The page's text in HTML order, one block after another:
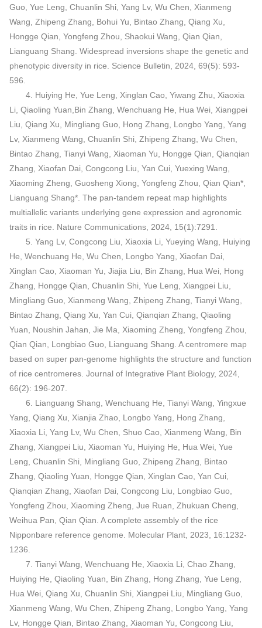
Guo, Yue Leng, Chuanlin Shi, Yang Lv, Wu Chen, Xianmeng
Wang, Zhipeng Zhang, Bohui Yu, Bintao Zhang, Qiang Xu,
Hongge Qian, Yongfeng Zhou, Shaokui Wang, Qian Qian,
Lianguang Shang. Widespread inversions shape the genetic and
phenotypic diversity in rice. Science Bulletin, 2024, 69(5): 593-
596.
4. Huiying He, Yue Leng, Xinglan Cao, Yiwang Zhu, Xiaoxia
Li, Qiaoling Yuan,Bin Zhang, Wenchuang He, Hua Wei, Xiangpei
Liu, Qiang Xu, Mingliang Guo, Hong Zhang, Longbo Yang, Yang
Lv, Xianmeng Wang, Chuanlin Shi, Zhipeng Zhang, Wu Chen,
Bintao Zhang, Tianyi Wang, Xiaoman Yu, Hongge Qian, Qianqian
Zhang, Xiaofan Dai, Congcong Liu, Yan Cui, Yuexing Wang,
Xiaoming Zheng, Guosheng Xiong, Yongfeng Zhou, Qian Qian*,
Lianguang Shang*. The pan-tandem repeat map highlights
multiallelic variants underlying gene expression and agronomic
traits in rice. Nature Communications, 2024, 15(1):7291.
5. Yang Lv, Congcong Liu, Xiaoxia Li, Yueying Wang, Huiying
He, Wenchuang He, Wu Chen, Longbo Yang, Xiaofan Dai,
Xinglan Cao, Xiaoman Yu, Jiajia Liu, Bin Zhang, Hua Wei, Hong
Zhang, Hongge Qian, Chuanlin Shi, Yue Leng, Xiangpei Liu,
Mingliang Guo, Xianmeng Wang, Zhipeng Zhang, Tianyi Wang,
Bintao Zhang, Qiang Xu, Yan Cui, Qianqian Zhang, Qiaoling
Yuan, Noushin Jahan, Jie Ma, Xiaoming Zheng, Yongfeng Zhou,
Qian Qian, Longbiao Guo, Lianguang Shang. A centromere map
based on super pan-genome highlights the structure and function
of rice centromeres. Journal of Integrative Plant Biology, 2024,
66(2): 196-207.
6. Lianguang Shang, Wenchuang He, Tianyi Wang, Yingxue
Yang, Qiang Xu, Xianjia Zhao, Longbo Yang, Hong Zhang,
Xiaoxia Li, Yang Lv, Wu Chen, Shuo Cao, Xianmeng Wang, Bin
Zhang, Xiangpei Liu, Xiaoman Yu, Huiying He, Hua Wei, Yue
Leng, Chuanlin Shi, Mingliang Guo, Zhipeng Zhang, Bintao
Zhang, Qiaoling Yuan, Hongge Qian, Xinglan Cao, Yan Cui,
Qianqian Zhang, Xiaofan Dai, Congcong Liu, Longbiao Guo,
Yongfeng Zhou, Xiaoming Zheng, Jue Ruan, Zhukuan Cheng,
Weihua Pan, Qian Qian. A complete assembly of the rice
Nipponbare reference genome. Molecular Plant, 2023, 16:1232-
1236.
7. Tianyi Wang, Wenchuang He, Xiaoxia Li, Chao Zhang,
Huiying He, Qiaoling Yuan, Bin Zhang, Hong Zhang, Yue Leng,
Hua Wei, Qiang Xu, Chuanlin Shi, Xiangpei Liu, Mingliang Guo,
Xianmeng Wang, Wu Chen, Zhipeng Zhang, Longbo Yang, Yang
Lv, Hongge Qian, Bintao Zhang, Xiaoman Yu, Congcong Liu,